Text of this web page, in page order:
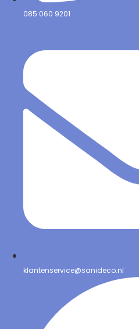
085 060 9201
klantenservice@sanideco.nl